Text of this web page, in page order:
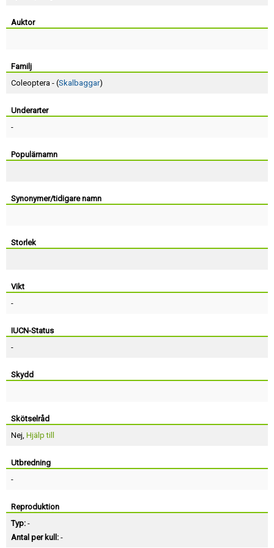
Auktor
Familj
Coleoptera - (Skalbaggar)
Underarter
-
Populärnamn
Synonymer/tidigare namn
Storlek
Vikt
-
IUCN-Status
-
Skydd
Skötselråd
Nej, Hjälp till
Utbredning
-
Reproduktion
Typ: -
Antal per kull: -